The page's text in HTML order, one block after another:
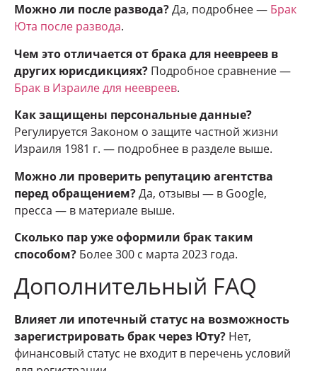
Можно ли после развода?Да, подробнее — Брак
Юта после развода.
Чем это отличается от брака для неевреев в
других юрисдикциях? Подробное сравнение —
Брак в Израиле для неевреев.
Как защищены персональные данные?
Регулируется Законом о защите частной жизни
Израиля 1981 г. — подробнее в разделе выше.
Можно ли проверить репутацию агентства
перед обращением?Да, отзывы — в Google,
пресса — в материале выше.
Сколько пар уже оформили брак таким
способом? Более 300 с марта 2023 года.
Дополнительный FAQ
Влияет ли ипотечный статус на возможность
зарегистрировать брак через Юту? Нет,
финансовый статус не входит в перечень условий